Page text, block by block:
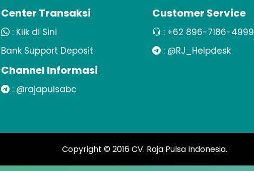
Center Transaksi
: Klik di Sini
Bank Support Deposit
Channel Informasi
: @rajapulsabc
Customer Service
: +62 896-7186-4999
: @RJ_Helpdesk
Copyright © 2016CV. Raja Pulsa Indonesia.